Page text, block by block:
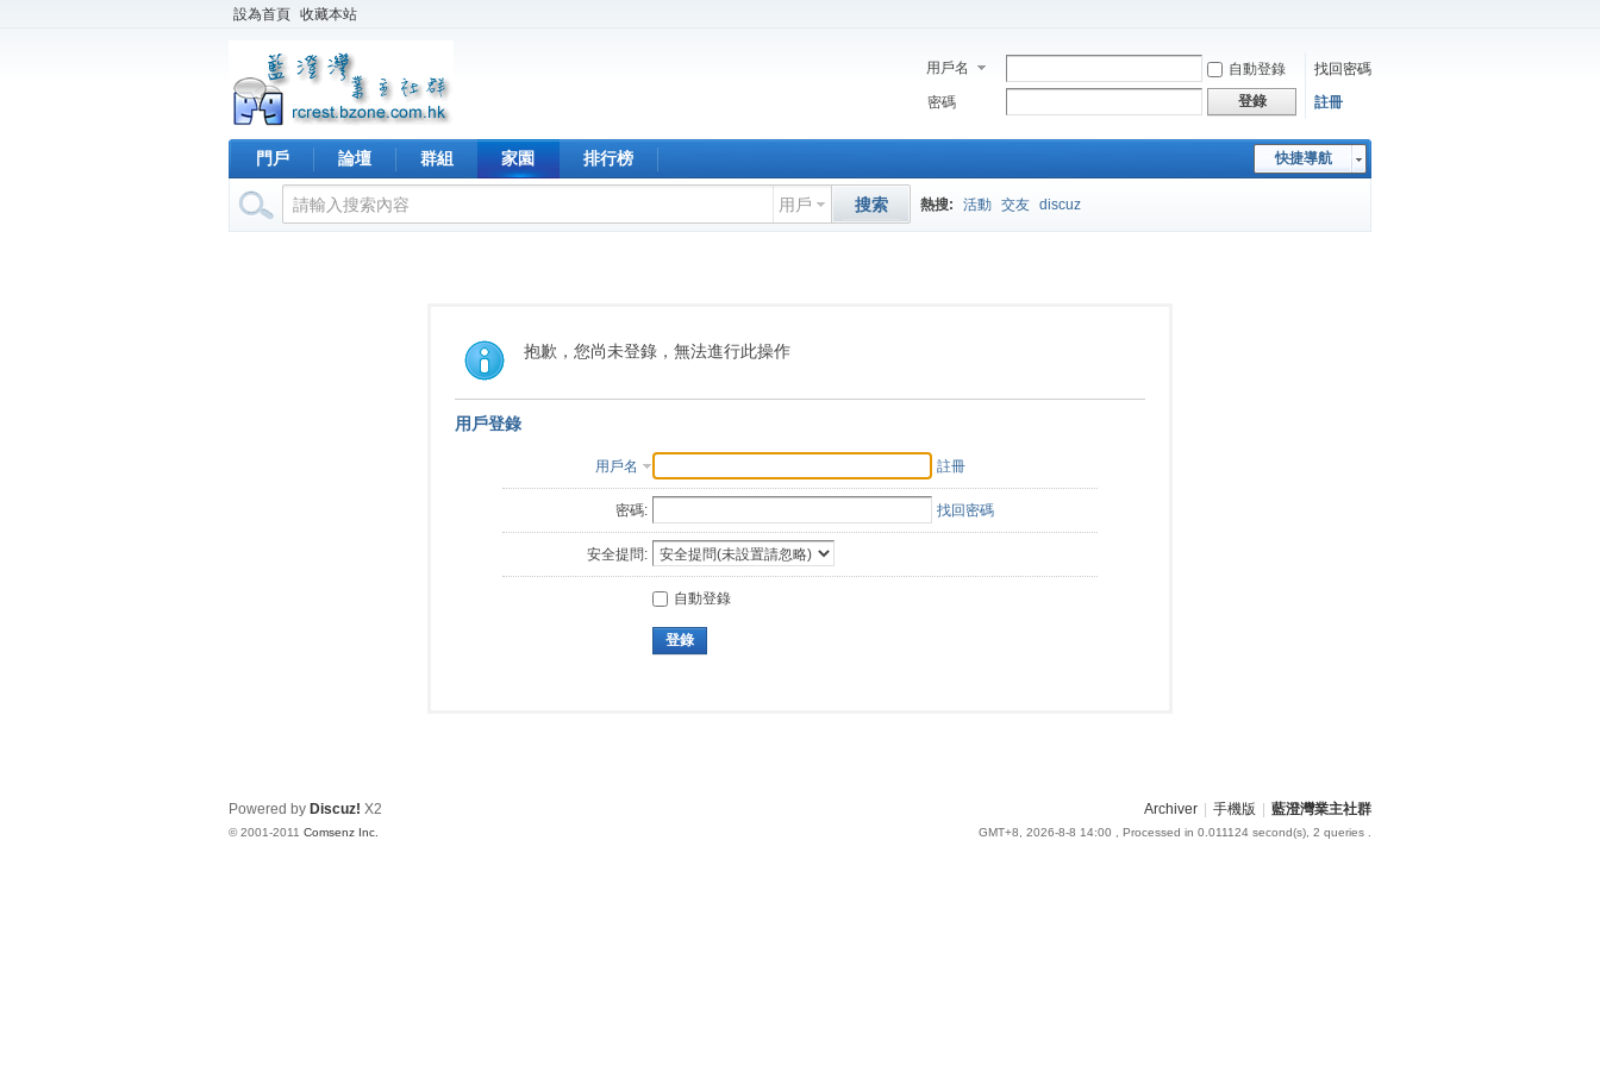
設為首頁 收藏本站
用戶名 自動登錄
找回密碼
密碼
登錄 註冊
快捷導航
門戶 論壇 群組 家園 排行榜
用戶 搜索 熱搜: 活動 交友 discuz
抱歉，您尚未登錄，無法進行此操作
用戶登錄
用戶名 註冊
密碼: 找回密碼
安全提問:
自動登錄
登錄
Archiver 手機版 藍澄灣業主社群
GMT+8, 2026-8-8 14:00 , Processed in 0.011124 second(s), 2 queries .
Powered by Discuz! X2
© 2001-2011 Comsenz Inc.